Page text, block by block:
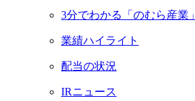
3分でわかる「のむら産業」
業績ハイライト
配当の状況
IRニュース